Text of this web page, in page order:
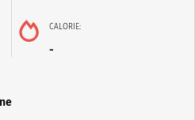
CALORIE:
-